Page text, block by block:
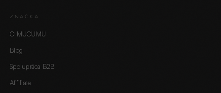
ZNAČKA
O MUCUMU
Blog
Spolupráca B2B
Affiliate